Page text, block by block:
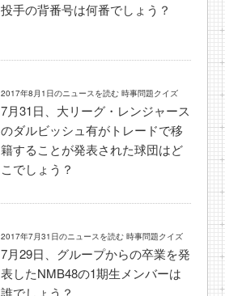
投手の背番号は何番でしょう？
2017年8月1日のニュースを読む 時事問題クイズ
7月31日、大リーグ・レンジャース
のダルビッシュ有がトレードで移
籍することが発表された球団はど
こでしょう？
2017年7月31日のニュースを読む 時事問題クイズ
7月29日、グループからの卒業を発
表したNMB48の1期生メンバーは